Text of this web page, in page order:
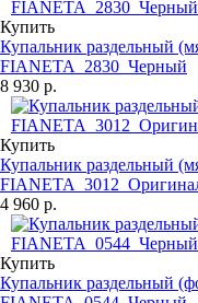
Купить
Купальник раздельный
FIANETA_2830_Черный
8 930 р.
Купить
Купальник раздельный
4 960 р.
Купить
Купальник раздельный